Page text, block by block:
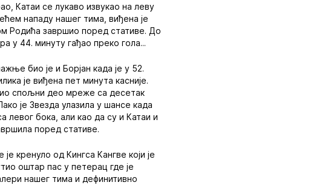
Катаи се лукаво извукао на леву
нападу нашег тима, виђена је
Родића завршио поред стативе. До
у 44. минуту гађао преко гола...
био је и Борјан када је у 52.
је виђена пет минута касније.
спољни део мреже са десетак
је Звезда улазила у шансе када
левог бока, али као да су и Катаи и
поред стативе.
кренуло од Кингса Кангве који је
оштар пас у петерац где је
нашег тима и дефинитивно